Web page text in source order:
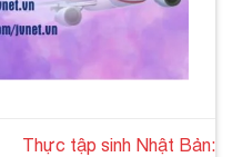
Thực tập sinh Nhật Bản: